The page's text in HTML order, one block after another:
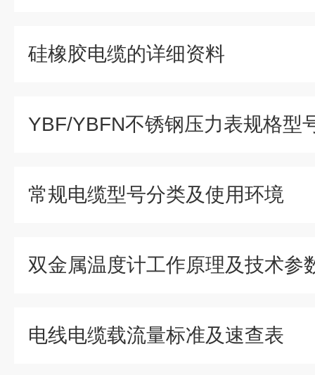
硅橡胶电缆的详细资料
YBF/YBFN不锈钢压力表规格型
常规电缆型号分类及使用环境
双金属温度计工作原理及技术参
电线电缆载流量标准及速查表